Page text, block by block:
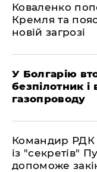
Коваленко
Кремля та
новій загрозі
У Болгарію
безпілотник і
газопроводу
Командир РДК
із "секретів"
допоможе